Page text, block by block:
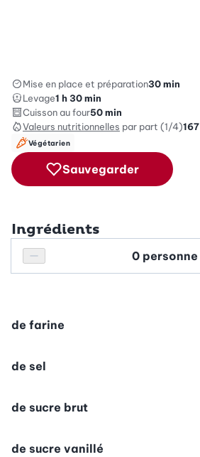
Mise en place et préparation30 min
Levage1 h 30 min
Cuisson au four50 min
Valeurs nutritionnelles par part (1/4)167
Végétarien
Sauvegarder
Ingrédients
Réduire le nombre de personnes
Personnes
de farine
de sel
de sucre brut
de sucre vanillé